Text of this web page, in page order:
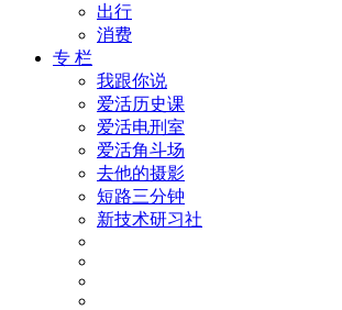
出行
消费
专 栏
我跟你说
爱活历史课
爱活电刑室
爱活角斗场
去他的摄影
短路三分钟
新技术研习社